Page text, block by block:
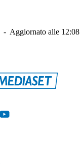
- Aggiornato alle 12:08